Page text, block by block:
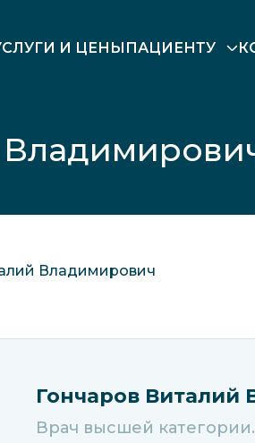
И ЦЕНЫ ПАЦИЕНТУ
Владимирович
Гончаров Виталий
Врач высшей